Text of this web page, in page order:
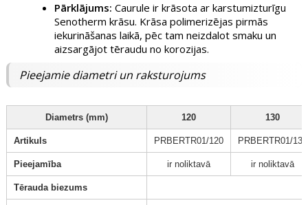
Pārklājums: Caurule ir krāsota ar karstumizturīgu
Senotherm krāsu. Krāsa polimerizējas pirmās
iekurināšanas laikā, pēc tam neizdalot smaku un
aizsargājot tēraudu no korozijas.
Pieejamie diametri un raksturojums
Diametrs (mm) 120 130
Artikuls PRBERTR01/120 PRBERTR01/130
Pieejamība ir noliktavā ir noliktavā
Tērauda biezums